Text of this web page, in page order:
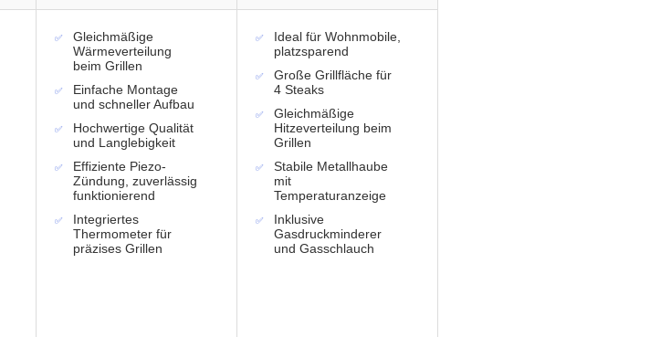
Gleichmäßige
Wärmeverteilung
beim Grillen
Einfache Montage
und schneller Aufbau
Hochwertige Qualität
und Langlebigkeit
Effiziente Piezo-
Zündung, zuverlässig
funktionierend
Integriertes
Thermometer für
präzises Grillen
Ideal für Wohnmobile,
platzsparend
Große Grillfläche für
4 Steaks
Gleichmäßige
Hitzeverteilung beim
Grillen
Stabile Metallhaube
mit
Temperaturanzeige
Inklusive
Gasdruckminderer
und Gasschlauch